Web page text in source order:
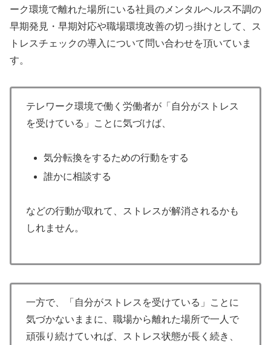
ーク環境で離れた場所にいる社員のメンタルヘルス不調の
早期発見・早期対応や職場環境改善の切っ掛けとして、ス
トレスチェックの導入について問い合わせを頂いていま
す。
テレワーク環境で働く労働者が「自分がストレス
を受けている」ことに気づけば、
気分転換をするための行動をする
誰かに相談する
などの行動が取れて、ストレスが解消されるかも
しれません。
一方で、「自分がストレスを受けている」ことに
気づかないままに、職場から離れた場所で一人で
頑張り続けていれば、ストレス状態が長く続き、